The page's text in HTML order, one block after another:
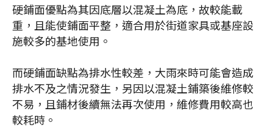
硬鋪面優點為其因底層以混凝土為底，故較能載
重，且能使鋪面平整，適合用於街道家具或基座設
施較多的基地使用。
而硬鋪面缺點為排水性較差，大雨來時可能會造成
排水不及之情況發生，另因以混凝土鋪築後維修較
不易，且鋪材後續無法再次使用，維修費用較高也
較耗時。